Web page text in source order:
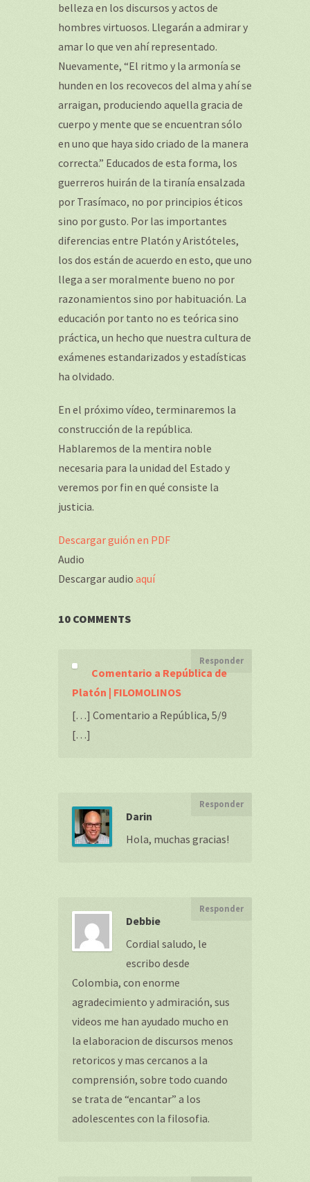
belleza en los discursos y actos de
hombres virtuosos. Llegarán a admirar y
amar lo que ven ahí representado.
Nuevamente, “El ritmo y la armonía se
hunden en los recovecos del alma y ahí se
arraigan, produciendo aquella gracia de
cuerpo y mente que se encuentran sólo
en uno que haya sido criado de la manera
correcta.” Educados de esta forma, los
guerreros huirán de la tiranía ensalzada
por Trasímaco, no por principios éticos
sino por gusto. Por las importantes
diferencias entre Platón y Aristóteles,
los dos están de acuerdo en esto, que uno
llega a ser moralmente bueno no por
razonamientos sino por habituación. La
educación por tanto no es teórica sino
práctica, un hecho que nuestra cultura de
exámenes estandarizados y estadísticas
ha olvidado.
En el próximo vídeo, terminaremos la
construcción de la república.
Hablaremos de la mentira noble
necesaria para la unidad del Estado y
veremos por fin en qué consiste la
justicia.
Descargar guión en PDF
Audio
Descargar audio aquí
10 COMMENTS
Comentario a República de
Platón | FILOMOLINOS
Responder
[…] Comentario a República, 5/9
[…]
Darin
Responder
Hola, muchas gracias!
Debbie
Responder
Cordial saludo, le
escribo desde
Colombia, con enorme
agradecimiento y admiración, sus
videos me han ayudado mucho en
la elaboracion de discursos menos
retoricos y mas cercanos a la
comprensión, sobre todo cuando
se trata de “encantar” a los
adolescentes con la filosofia.